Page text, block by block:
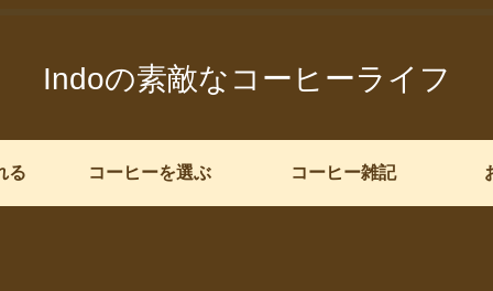
Indoの素敵なコーヒーライフ
る コーヒーを選ぶ コーヒー雑記